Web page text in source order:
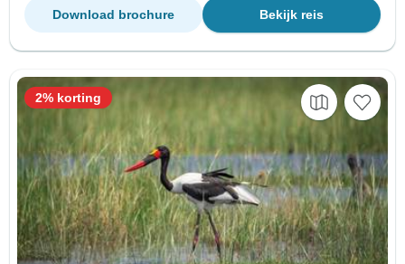
Bekijk reis
Download brochure
2% korting